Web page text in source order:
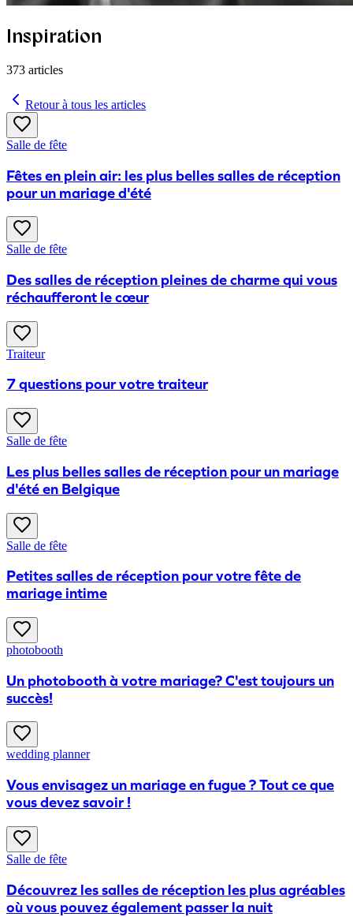
Inspiration
373 articles
Retour à tous les articles
Salle de fête
Fêtes en plein air: les plus belles salles de réception
pour un mariage d'été
Salle de fête
Des salles de réception pleines de charme qui vous
réchaufferont le cœur
Traiteur
7 questions pour votre traiteur
Salle de fête
Les plus belles salles de réception pour un mariage
d'été en Belgique
Salle de fête
Petites salles de réception pour votre fête de
mariage intime
photobooth
Un photobooth à votre mariage? C'est toujours un
succès!
wedding planner
Vous envisagez un mariage en fugue ? Tout ce que
vous devez savoir !
Salle de fête
Découvrez les salles de réception les plus agréables
où vous pouvez également passer la nuit